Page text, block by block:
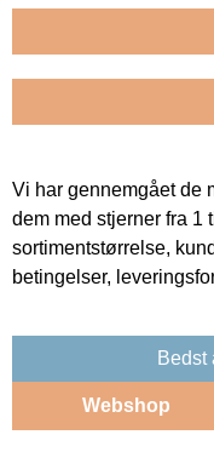
Vi har gennemgået de
dem med stjerner fra 1
sortimentstørrelse,
betingelser,
Bedst
Webshop